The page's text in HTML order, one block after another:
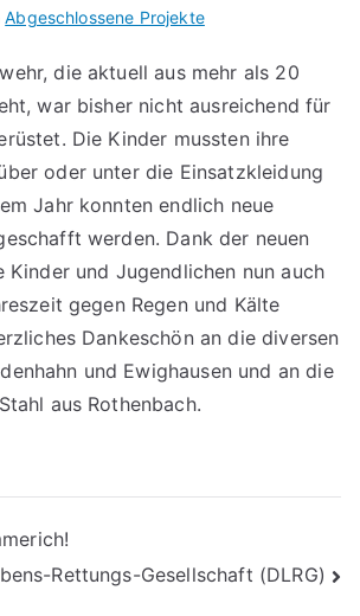
Abgeschlossene Projekte
die aktuell aus mehr als 20
war bisher nicht ausreichend für
Die Kinder mussten ihre
oder unter die Einsatzkleidung
Jahr konnten endlich neue
werden. Dank der neuen
Kinder und Jugendlichen nun auch
gegen Regen und Kälte
Dankeschön an die diversen
und Ewighausen und an die
aus Rothenbach.
Rettungs-Gesellschaft (DLRG)